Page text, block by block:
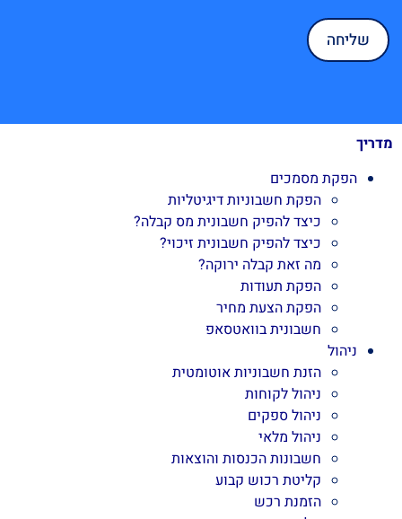
מדריך
הפקת מסמכים
הפקת חשבוניות דיגיטליות
כיצד להפיק חשבונית מס קבלה?
כיצד להפיק חשבונית זיכוי?
מה זאת קבלה ירוקה?
הפקת תעודות
הפקת הצעת מחיר
חשבונית בוואטסאפ
ניהול
הזנת חשבוניות אוטומטית
ניהול לקוחות
ניהול ספקים
ניהול מלאי
חשבונות הכנסות והוצאות
קליטת רכוש קבוע
הזמנת רכש